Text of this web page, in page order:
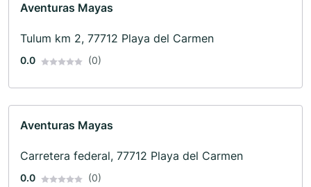
Aventuras Mayas
Tulum km 2, 77712 Playa del Carmen
0.0 (0)
Aventuras Mayas
Carretera federal, 77712 Playa del Carmen
0.0 (0)